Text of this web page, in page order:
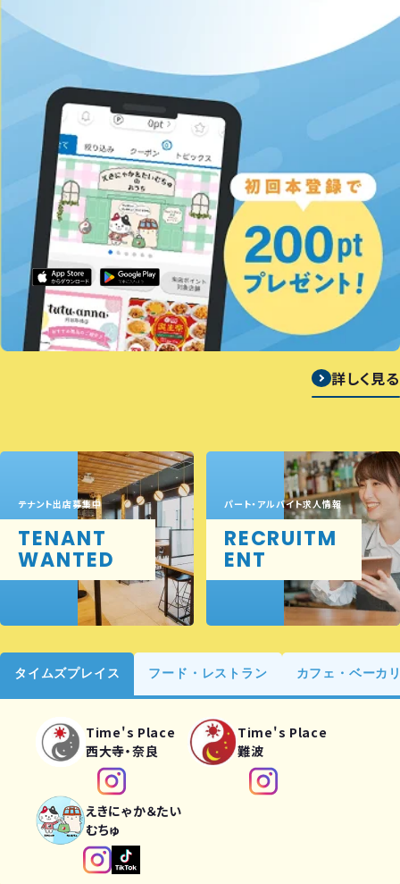
詳しく見る
テナント出店募集中
TENANT
WANTED
パート・アルバイト求人情報
RECRUITM
ENT
タイムズプレイス フード・レストラン カフェ・ベーカ
Time's Place
西大寺・奈良
Time's Place
難波
えきにゃか＆たい
むちゅ